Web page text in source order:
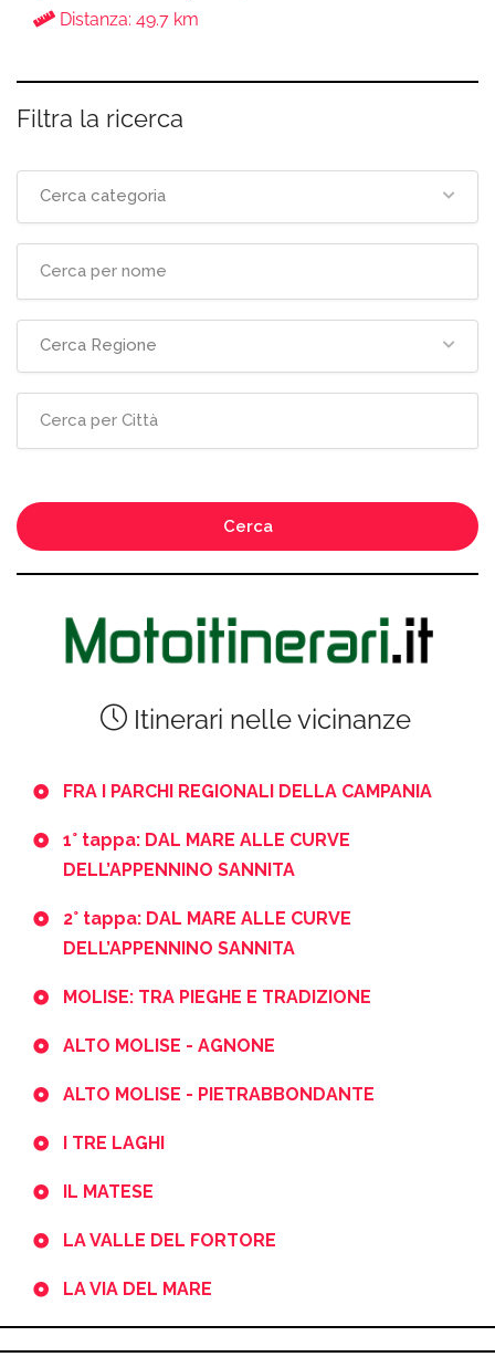
Distanza: 49.7 km
Filtra la ricerca
Cerca categoria
Cerca Regione
Cerca
Itinerari nelle vicinanze
FRA I PARCHI REGIONALI DELLA CAMPANIA
1° tappa: DAL MARE ALLE CURVE
DELL’APPENNINO SANNITA
2° tappa: DAL MARE ALLE CURVE
DELL’APPENNINO SANNITA
MOLISE: TRA PIEGHE E TRADIZIONE
ALTO MOLISE - AGNONE
ALTO MOLISE - PIETRABBONDANTE
I TRE LAGHI
IL MATESE
LA VALLE DEL FORTORE
LA VIA DEL MARE